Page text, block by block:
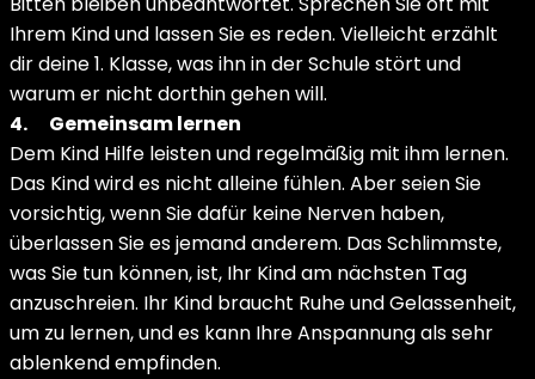
Ihrem Kind und lassen Sie es reden. Vielleicht erzählt
dir deine 1. Klasse, was ihn in der Schule stört und
warum er nicht dorthin gehen will.
4. Gemeinsam lernen
Dem Kind Hilfe leisten und regelmäßig mit ihm lernen.
Das Kind wird es nicht alleine fühlen. Aber seien Sie
vorsichtig, wenn Sie dafür keine Nerven haben,
überlassen Sie es jemand anderem. Das Schlimmste,
was Sie tun können, ist, Ihr Kind am nächsten Tag
anzuschreien. Ihr Kind braucht Ruhe und Gelassenheit,
um zu lernen, und es kann Ihre Anspannung als sehr
ablenkend empfinden.